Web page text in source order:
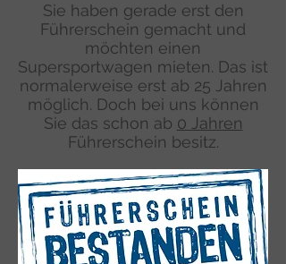
Sie haben gerade erst den
Führerschein gemacht und
möchten einen
Supersportwagen mieten. Das ist
normalerweise erst ab 25 Jahren
möglich. Doch bei uns können
Sie das schon ab 0 Jahren
Führerschein besitz.